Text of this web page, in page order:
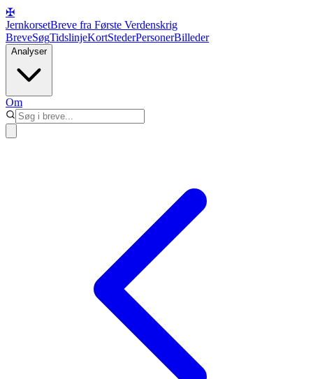
✠
JernkorsetBreve fra Første Verdenskrig
BreveSøgTidslinjeKortStederPersonerBilleder
Analyser
Om